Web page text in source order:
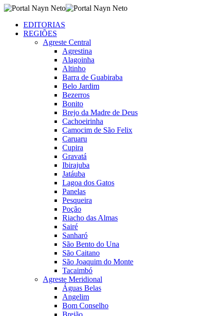
EDITORIAS
REGIÕES
Agreste Central
Agrestina
Alagoinha
Altinho
Barra de Guabiraba
Belo Jardim
Bezerros
Bonito
Brejo da Madre de Deus
Cachoeirinha
Camocim de São Felix
Caruaru
Cupira
Gravatá
Ibirajuba
Jatáuba
Lagoa dos Gatos
Panelas
Pesqueira
Poção
Riacho das Almas
Sairé
Sanharó
São Bento do Una
São Caitano
São Joaquim do Monte
Tacaimbó
Agreste Meridional
Águas Belas
Angelim
Bom Conselho
Brejão